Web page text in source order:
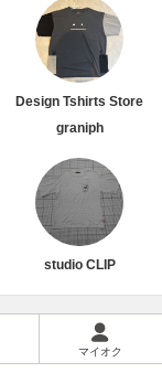
Design Tshirts Store
graniph
studio CLIP
マイオク